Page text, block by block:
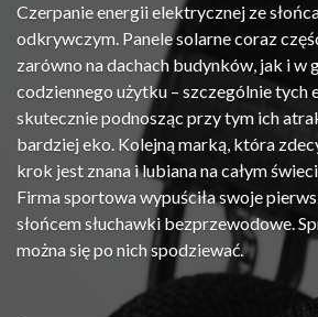
Czerpanie energii elektrycznej ze
odkrywczym. Panele solarne coraz
zarówno na dachach budynków, jak i w
codziennego użytku – szczególnie tych
skutecznie podnosząc przy tym ich
bardziej eko. Kolejną marką, która
krok jest znana i lubiana na całym
Firma sportowa wypuściła swoje
słońcem słuchawki bezprzewodowe.
można się po nich spodziewać.